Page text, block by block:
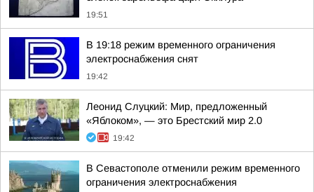
19:51
В 19:18 режим временного ограничения
электроснабжения снят
19:42
Леонид Слуцкий: Мир, предложенный
«Яблоком», — это Брестский мир 2.0
19:42
В Севастополе отменили режим временного
ограничения электроснабжения